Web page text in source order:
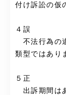
付け訴訟の仮
４誤
不法行為の
類型ではあり
５正
出訴期間は